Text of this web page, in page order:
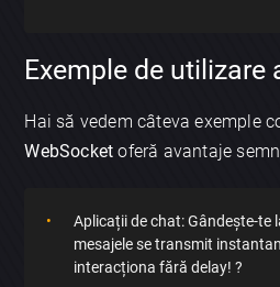
Exemple de utilizare
Hai să vedem câteva exemple
WebSocket oferă avantaje
Aplicații de chat: Gândește-te
mesajele se transmit
interacționa fără delay! ?